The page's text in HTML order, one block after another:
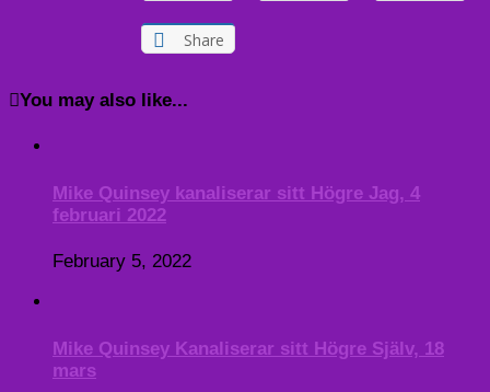
Share
You may also like...
Mike Quinsey kanaliserar sitt Högre Jag, 4
februari 2022
February 5, 2022
Mike Quinsey Kanaliserar sitt Högre Själv, 18
mars